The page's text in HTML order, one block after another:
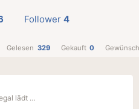
Follower 4
Gelesen 329 Gekauft 0
lädt …